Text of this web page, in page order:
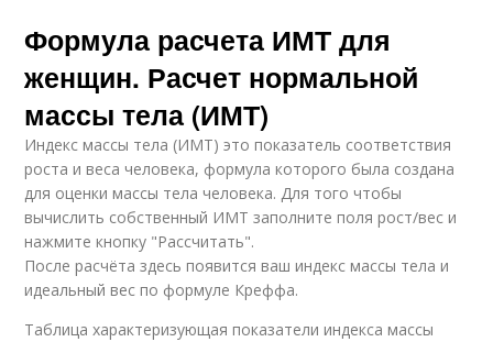
Формула расчета ИМТ для
женщин. Расчет нормальной
массы тела (ИМТ)
Индекс массы тела (ИМТ) это показатель соответствия
роста и веса человека, формула которого была создана
для оценки массы тела человека. Для того чтобы
вычислить собственный ИМТ заполните поля рост/вес и
нажмите кнопку "Рассчитать".
После расчёта здесь появится ваш индекс массы тела и
идеальный вес по формуле Креффа.
Таблица характеризующая показатели индекса массы